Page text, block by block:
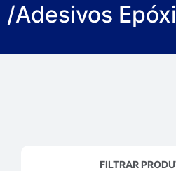
/Adesivos Epóxi
FILTRAR